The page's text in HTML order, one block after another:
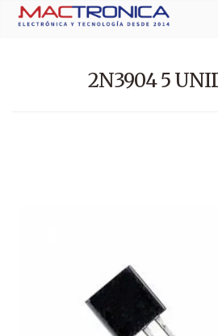
2N3904 5